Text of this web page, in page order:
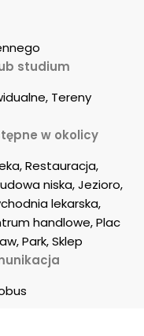
studium
Tereny
w okolicy
Restauracja,
niska, Jezioro,
lekarska,
handlowe, Plac
Park, Sklep